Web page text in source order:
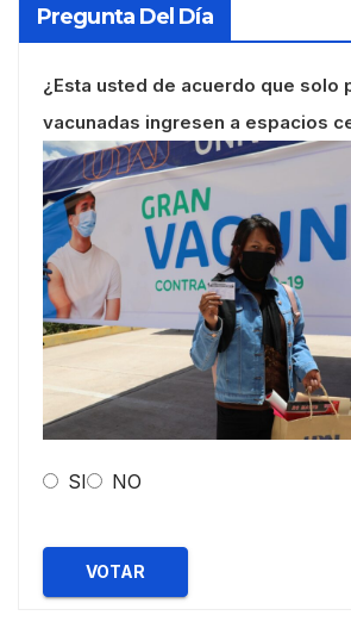
Pregunta Del Día
¿Esta usted de acuerdo que solo
vacunadas ingresen a espacios
SI NO
VOTAR